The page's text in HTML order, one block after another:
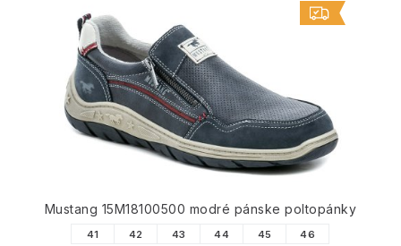
Mustang 15M18100500 modré pánske poltopánky
41 42 43 44 45 46